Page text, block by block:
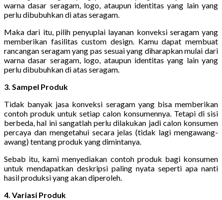
warna dasar seragam, logo, ataupun identitas yang lain yang
perlu dibubuhkan di atas seragam.
Maka dari itu, pilih penyuplai layanan konveksi seragam yang
memberikan fasilitas custom design. Kamu dapat membuat
rancangan seragam yang pas sesuai yang diharapkan mulai dari
warna dasar seragam, logo, ataupun identitas yang lain yang
perlu dibubuhkan di atas seragam.
3. Sampel Produk
Tidak banyak jasa konveksi seragam yang bisa memberikan
contoh produk untuk setiap calon konsumennya. Tetapi di sisi
berbeda, hal ini sangatlah perlu dilakukan jadi calon konsumen
percaya dan mengetahui secara jelas (tidak lagi mengawang-
awang) tentang produk yang dimintanya.
Sebab itu, kami menyediakan contoh produk bagi konsumen
untuk mendapatkan deskripsi paling nyata seperti apa nanti
hasil produksi yang akan diperoleh.
4. Variasi Produk